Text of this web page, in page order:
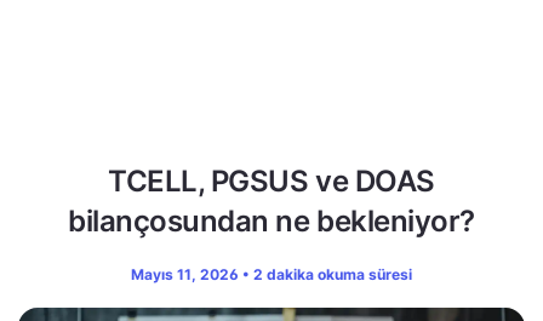
TCELL, PGSUS ve DOAS
bilançosundan ne bekleniyor?
Mayıs 11, 2026 • 2 dakika okuma süresi